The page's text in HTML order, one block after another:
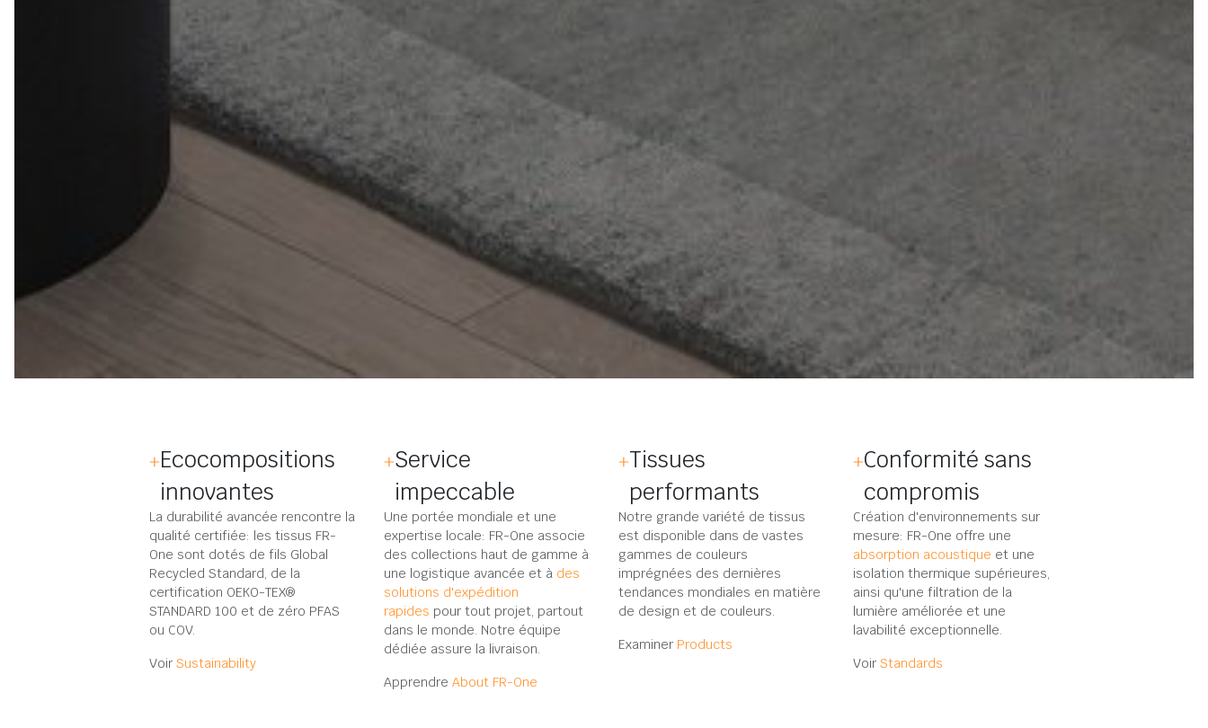
Ecocompositions
innovantes
La durabilité avancée rencontre la
qualité certifiée: les tissus FR-
One sont dotés de fils Global
Recycled Standard, de la
certification OEKO-TEX®
STANDARD 100 et de zéro PFAS
ou COV.
Voir Sustainability
Service
impeccable
Une portée mondiale et une
expertise locale: FR-One associe
des collections haut de gamme à
une logistique avancée et à des
solutions d'expédition
rapides pour tout projet, partout
dans le monde. Notre équipe
dédiée assure la livraison.
Apprendre About FR-One
Tissues
performants
Notre grande variété de tissus
est disponible dans de vastes
gammes de couleurs
imprégnées des dernières
tendances mondiales en matière
de design et de couleurs.
Examiner Products
Conformité sans
compromis
Création d'environnements sur
mesure: FR-One offre une
absorption acoustique et une
isolation thermique supérieures,
ainsi qu'une filtration de la
lumière améliorée et une
lavabilité exceptionnelle.
Voir Standards